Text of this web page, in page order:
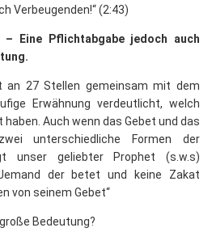
Verbeugenden!“ (2:43)
Eine Pflichtabgabe jedoch auch
an 27 Stellen gemeinsam mit dem
Erwähnung verdeutlicht, welch
Auch wenn das Gebet und das
unterschiedliche Formen der
unser geliebter Prophet (s.w.s)
der betet und keine Zakat
von seinem Gebet“
Bedeutung?